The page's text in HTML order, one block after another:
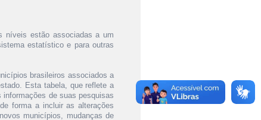
níveis estão associadas a um
estatístico e para outras
brasileiros associados a
Esta tabela, que reflete a
de suas pesquisas
forma a incluir as alterações
municípios, mudanças de